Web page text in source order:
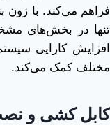
فراهم می‌کند. با زون
تنها در بخش‌های
افزایش کارایی
مختلف کمک می‌کند.
کابل ‌کشی و